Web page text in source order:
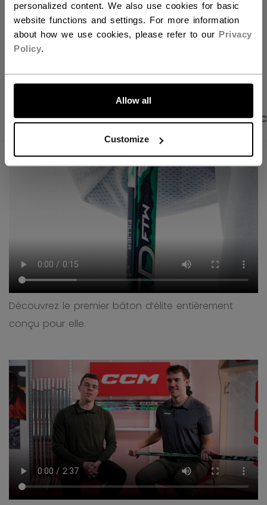
personalized content. We also use cookies for basic
website functions and settings. For more information
about how we use cookies, please refer to our Privacy
Policy.
Allow all
Customize
ALLONS-Y !
Politique de livraison Retours gratuits
PHOTOS DU PRODUIT DESCRIPTION
Découvrez le premier bâton d’élite entièrement
conçu pour elle.